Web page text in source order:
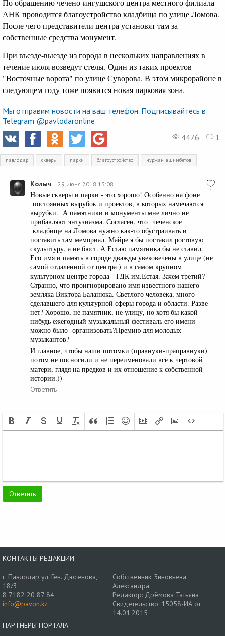
АНК проводится благоустройство кладбища по улице Ломова.
После чего представители центра установят там за
собственные средства монумент.
При въезде-выезде из города в нескольких направлениях в
течение июля возведут стелы. Один из таких проектов -
"Восточные ворота" по улице Суворова. В этом микрорайоне в
следующем году тоже появится новая парковая зона.
Мы отправим новости на ваш телефон. Подписывайтесь в
Telegram @pavlodaronline
4476
1
павлодар скверы парки благоустройство нуржан ашимбетов
1
Колыч 29 июня 2018 13:08
Новые скверы и парки - это хорошо! Особенно на фоне
постоянных вырубок и проектов, в которых намечаются
вырубки. А памятники и монументы мне лично не
прибавляют энтузиазма. Согласен, что чеченское
кладбище на Ломова нужно как-то обустраивать и
поставить там мемориал. Майре я бы поставил ростовую
скульптуру, а не бюст. А Естаю памятника бы не ставил.
Его имя и память в городе дважды увековечены в улице (не
самой отдаленной от центра ) и в самом крупном
культурном центре города - ГДК им.Естая. Зачем третий?
Странно, что проигнорировано имя известного нашего
земляка Виктора Баланюка. Светлого человека, много
сделавшего для культурной сферы города и области. Разве
нет? Хорошо, не памятник, не улицу, но хотя бы какой-
нибудь ежегодный музыкальный фестиваль его имени
можно было организовать?Премию для молодых
музыкантов?
И главное, чтобы наши потомки (правнуки-праправнуки)
потом не посносили и не переименовали всё к чертовой
матери, глядя на предков и их отношение к собственной
истории.))
Ответить
КОНТАКТЫ РЕДАКЦИИ
г. Павлодар ул. Ген. Дюсенова,
18/3
8 7182 20 87 84
info@pavon.kz
Собственник: Зиновьева
Александра
Редактор: Дрёмова Татьяна
Свидетельство: 15058-ИА от
14.01.2015
ПАРТНЕРЫ ПОРТАЛА